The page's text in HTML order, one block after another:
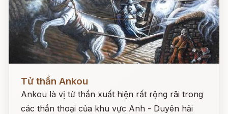
Tử thần Ankou
Ankou là vị tử thần xuất hiện rất rộng rãi trong
các thần thoại của khu vực Anh - Duyên hải